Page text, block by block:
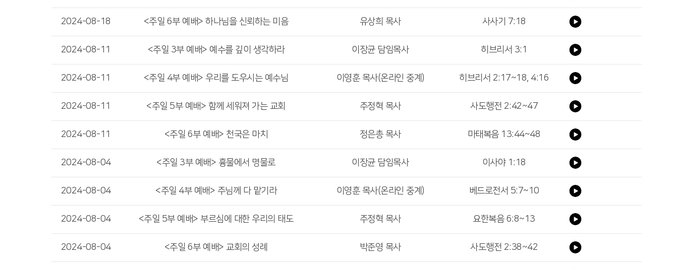
2024-08-18 <주일 6부 예배> 하나님을 신뢰하는 미음 유상희 목사 사사기 7:18
2024-08-11 <주일 3부 예배> 예수를 깊이 생각하라 이장균 담임목사 히브리서 3:1
2024-08-11 <주일 4부 예배> 우리를 도우시는 예수님 이영훈 목사(온라인 중계) 히브리서 2:17~18, 4:16
2024-08-11 <주일 5부 예배> 함께 세워져 가는 교회 주정혁 목사 사도행전 2:42~47
2024-08-11 <주일 6부 예배> 천국은 마치 정은총 목사 마태복음 13:44~48
2024-08-04 <주일 3부 예배> 흉물에서 명물로 이장균 담임목사 이사야 1:18
2024-08-04 <주일 4부 예배> 주님께 다 맡기라 이영훈 목사(온라인 중계) 베드로전서 5:7~10
2024-08-04 <주일 5부 예배> 부르심에 대한 우리의 태도 주정혁 목사 요한복음 6:8~13
2024-08-04 <주일 6부 예배> 교회의 성례 박준영 목사 사도행전 2:38~42